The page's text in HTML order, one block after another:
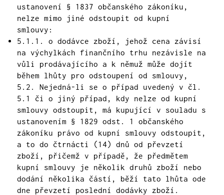
ustanovení § 1837 občanského zákoníku,
nelze mimo jiné odstoupit od kupní
smlouvy:
5.1.1. o dodávce zboží, jehož cena závisí
na výchylkách finančního trhu nezávisle na
vůli prodávajícího a k němuž může dojít
během lhůty pro odstoupení od smlouvy,
5.2. Nejedná-li se o případ uvedený v čl.
5.1 či o jiný případ, kdy nelze od kupní
smlouvy odstoupit, má kupující v souladu s
ustanovením § 1829 odst. 1 občanského
zákoníku právo od kupní smlouvy odstoupit,
a to do čtrnácti (14) dnů od převzetí
zboží, přičemž v případě, že předmětem
kupní smlouvy je několik druhů zboží nebo
dodání několika částí, běží tato lhůta ode
dne převzetí poslední dodávky zboží.